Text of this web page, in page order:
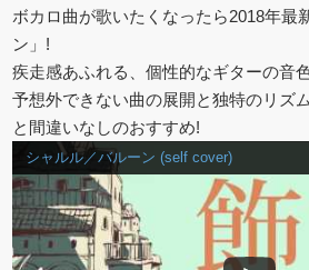
ボカロ曲が歌いたくなったら2018年最
ン」!
疾走感あふれる、個性的なギターの音
予想外できない曲の展開と独特のリズ
と間違いなしのおすすめ!
シャルル／バルーン (self cover)